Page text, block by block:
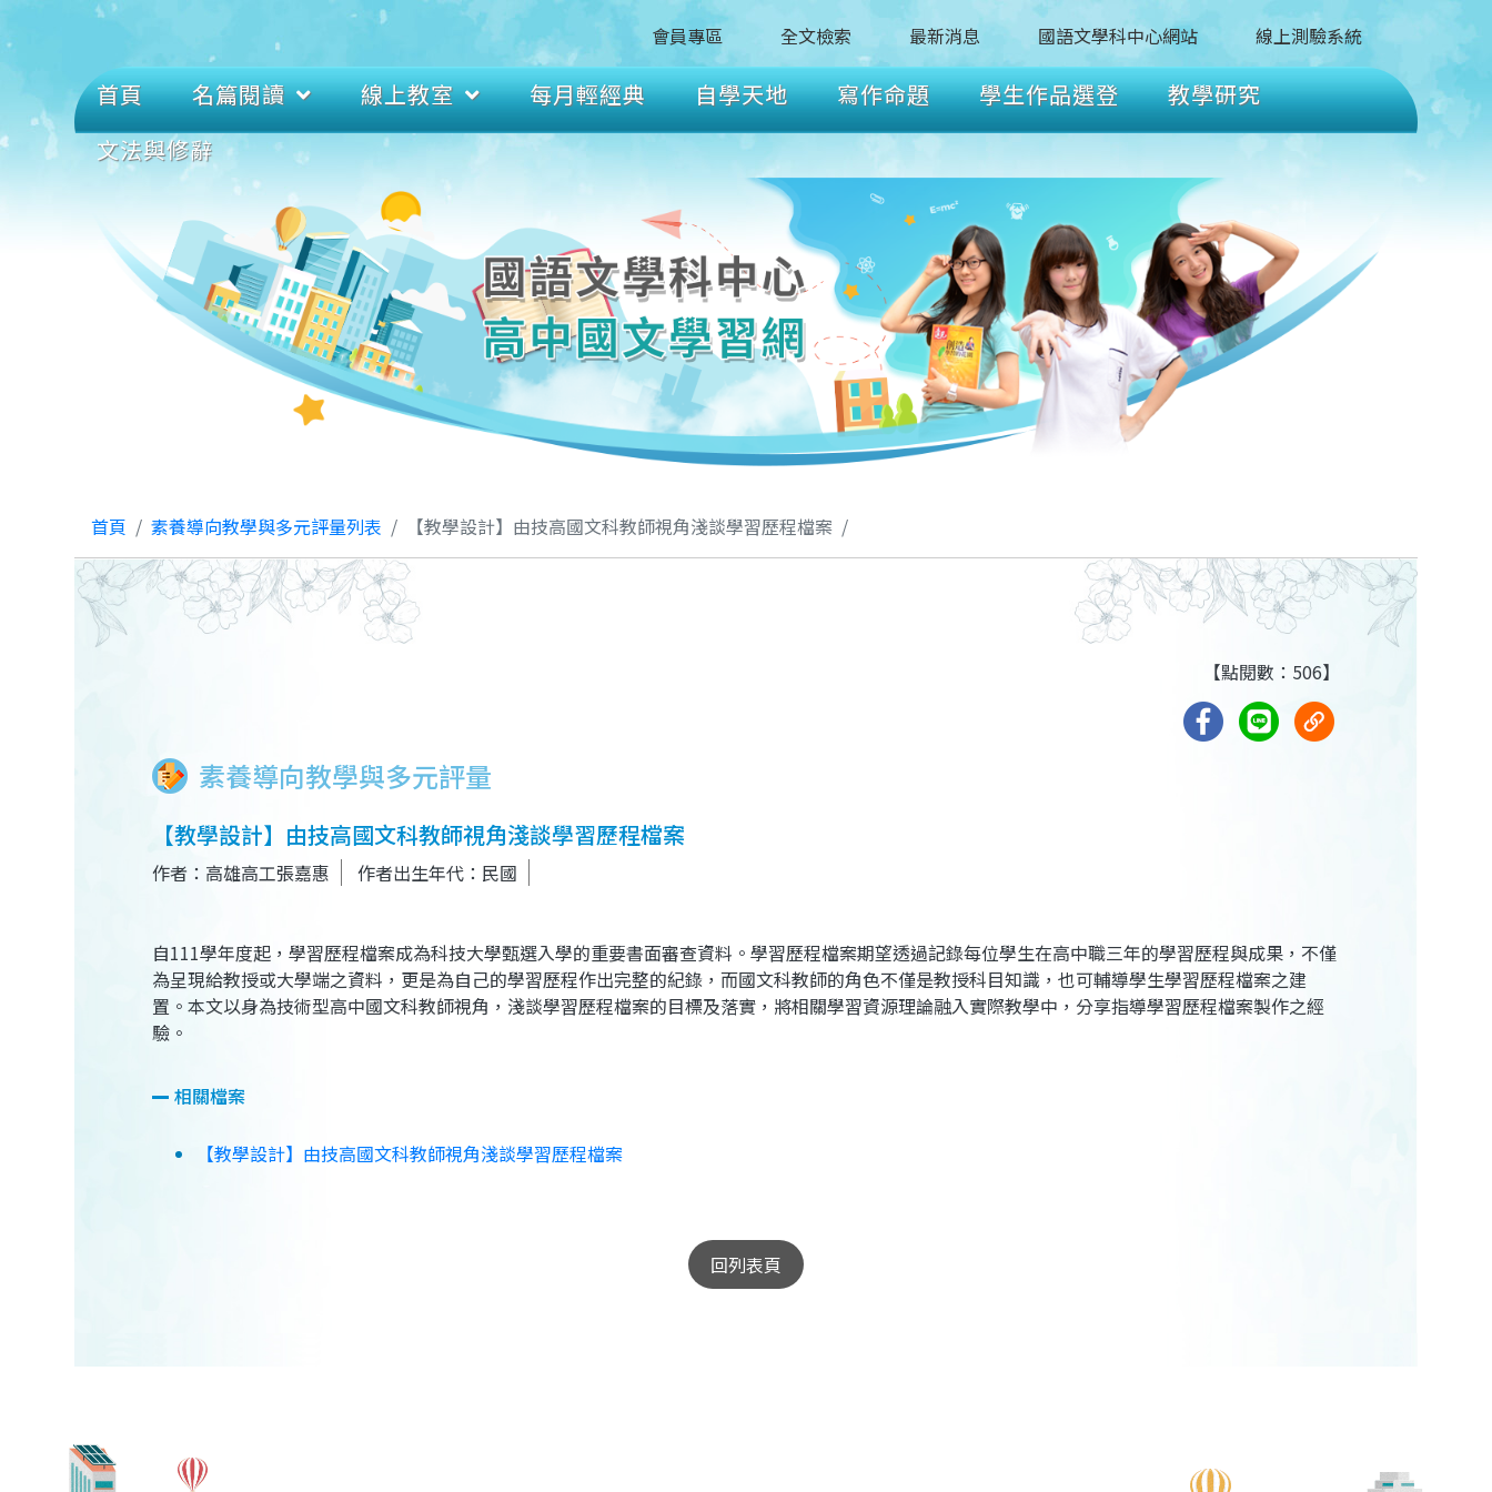
會員專區 全文檢索 最新消息 國語文學科中心網站 線上測驗系統
首頁 名篇閱讀 線上教室 每月輕經典 自學天地 寫作命題 學生作品選登
教學研究
文法與修辭
首頁 素養導向教學與多元評量列表 【教學設計】由技高國文科教師視角淺談學習歷程檔案
【點閱數：506】
素養導向教學與多元評量
【教學設計】由技高國文科教師視角淺談學習歷程檔案
作者：高雄高工張嘉惠 作者出生年代：民國
自111學年度起，學習歷程檔案成為科技大學甄選入學的重要書面審查資料。學習歷程檔案期望透過記錄每位學生在高中職三年的學習歷程與成果，不僅
為呈現給教授或大學端之資料，更是為自己的學習歷程作出完整的紀錄，而國文科教師的角色不僅是教授科目知識，也可輔導學生學習歷程檔案之建
置。本文以身為技術型高中國文科教師視角，淺談學習歷程檔案的目標及落實，將相關學習資源理論融入實際教學中，分享指導學習歷程檔案製作之經
驗。
相關檔案
【教學設計】由技高國文科教師視角淺談學習歷程檔案
回列表頁